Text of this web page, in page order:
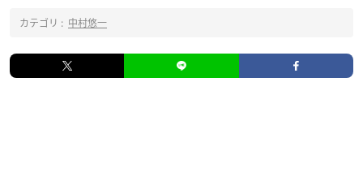
カテゴリ : 中村悠一